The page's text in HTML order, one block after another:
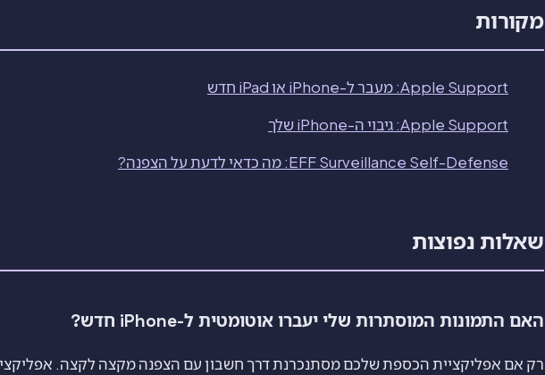
מקורות
Apple Support: מעבר ל-iPhone או iPad חדש
Apple Support: גיבוי ה-iPhone שלך
EFF Surveillance Self-Defense: מה כדאי לדעת על הצפנה?
שאלות נפוצות
האם התמונות המוסתרות שלי יעברו אוטומטית ל-iPhone חדש?